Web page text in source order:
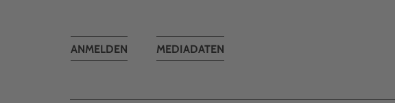
MEDIADATEN
Toggle
ANMELDEN